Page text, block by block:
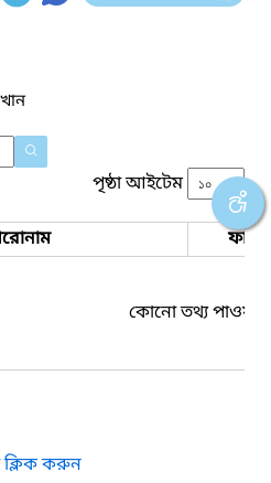
পৃষ্ঠা আইটেম
ফাইল
কোনো তথ্য পাওয়া
ক্লিক করুন